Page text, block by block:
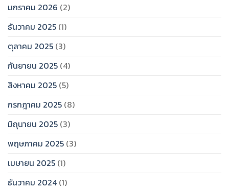
มกราคม 2026 (2)
ธันวาคม 2025 (1)
ตุลาคม 2025 (3)
กันยายน 2025 (4)
สิงหาคม 2025 (5)
กรกฎาคม 2025 (8)
มิถุนายน 2025 (3)
พฤษภาคม 2025 (3)
เมษายน 2025 (1)
ธันวาคม 2024 (1)